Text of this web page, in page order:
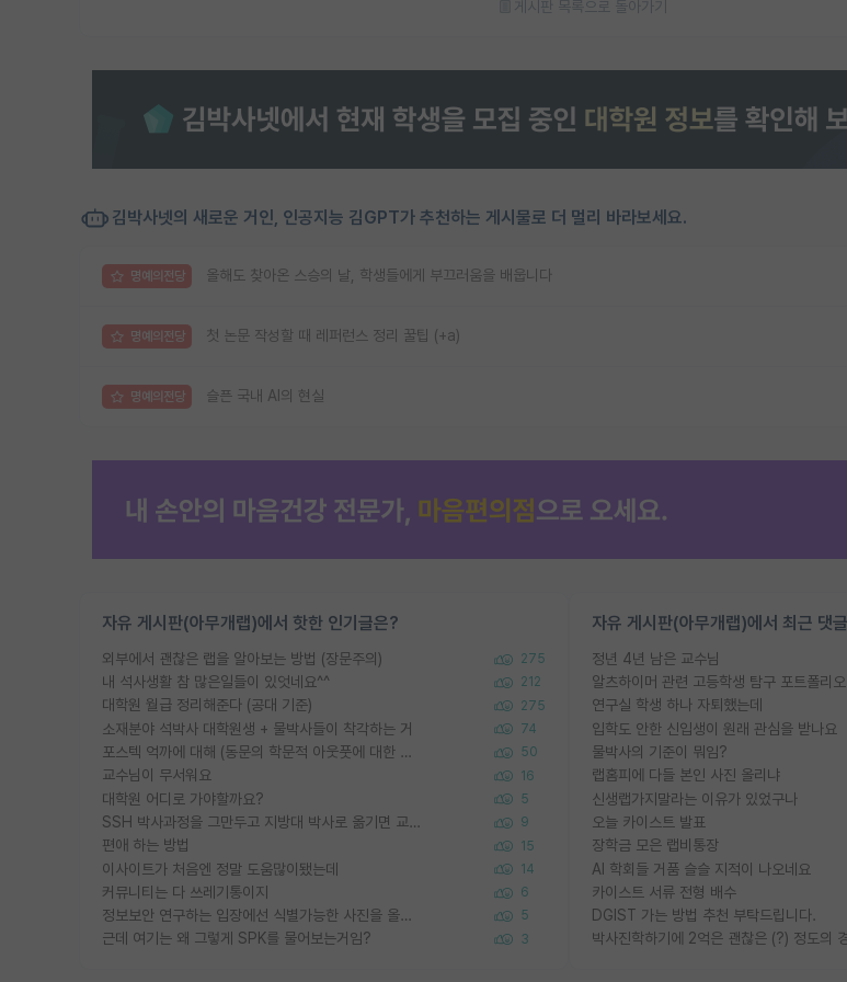
게시판 목록으로 돌아가기
김박사넷의 새로운 거인, 인공지능 김GPT가 추천하는 게시물로 더 멀리 바라보세요.
명예의전당 올해도 찾아온 스승의 날, 학생들에게 부끄러움을 배웁니다
명예의전당 첫 논문 작성할 때 레퍼런스 정리 꿀팁 (+a)
명예의전당 슬픈 국내 AI의 현실
자유 게시판(아무개랩)에서 핫한 인기글은?
외부에서 괜찮은 랩을 알아보는 방법 (장문주의) 275
내 석사생활 참 많은일들이 있엇네요^^ 212
대학원 월급 정리해준다 (공대 기준) 275
소재분야 석박사 대학원생 + 물박사들이 착각하는 거 74
포스텍 억까에 대해 (동문의 학문적 아웃풋에 대한 반박) 50
교수님이 무서워요 16
대학원 어디로 가야할까요? 5
SSH 박사과정을 그만두고 지방대 박사로 옮기면 교수의 꿈은 끝일까요? 9
편애 하는 방법 15
이사이트가 처음엔 정말 도움많이됐는데 14
커뮤니티는 다 쓰레기통이지 6
정보보안 연구하는 입장에선 식별가능한 사진을 올리는건 비추이긴함 5
근데 여기는 왜 그렇게 SPK를 물어보는거임? 3
자유 게시판(아무개랩)에서 최근 댓
정년 4년 남은 교수님
알츠하이머 관련 고등학생 탐구 포트폴리오
연구실 학생 하나 자퇴했는데
입학도 안한 신입생이 원래 관심을 받나요
물박사의 기준이 뭐임?
랩홈피에 다들 본인 사진 올리냐
신생랩가지말라는 이유가 있었구나
오늘 카이스트 발표
장학금 모은 랩비통장
AI 학회들 거품 슬슬 지적이 나오네요
카이스트 서류 전형 배수
DGIST 가는 방법 추천 부탁드립니다.